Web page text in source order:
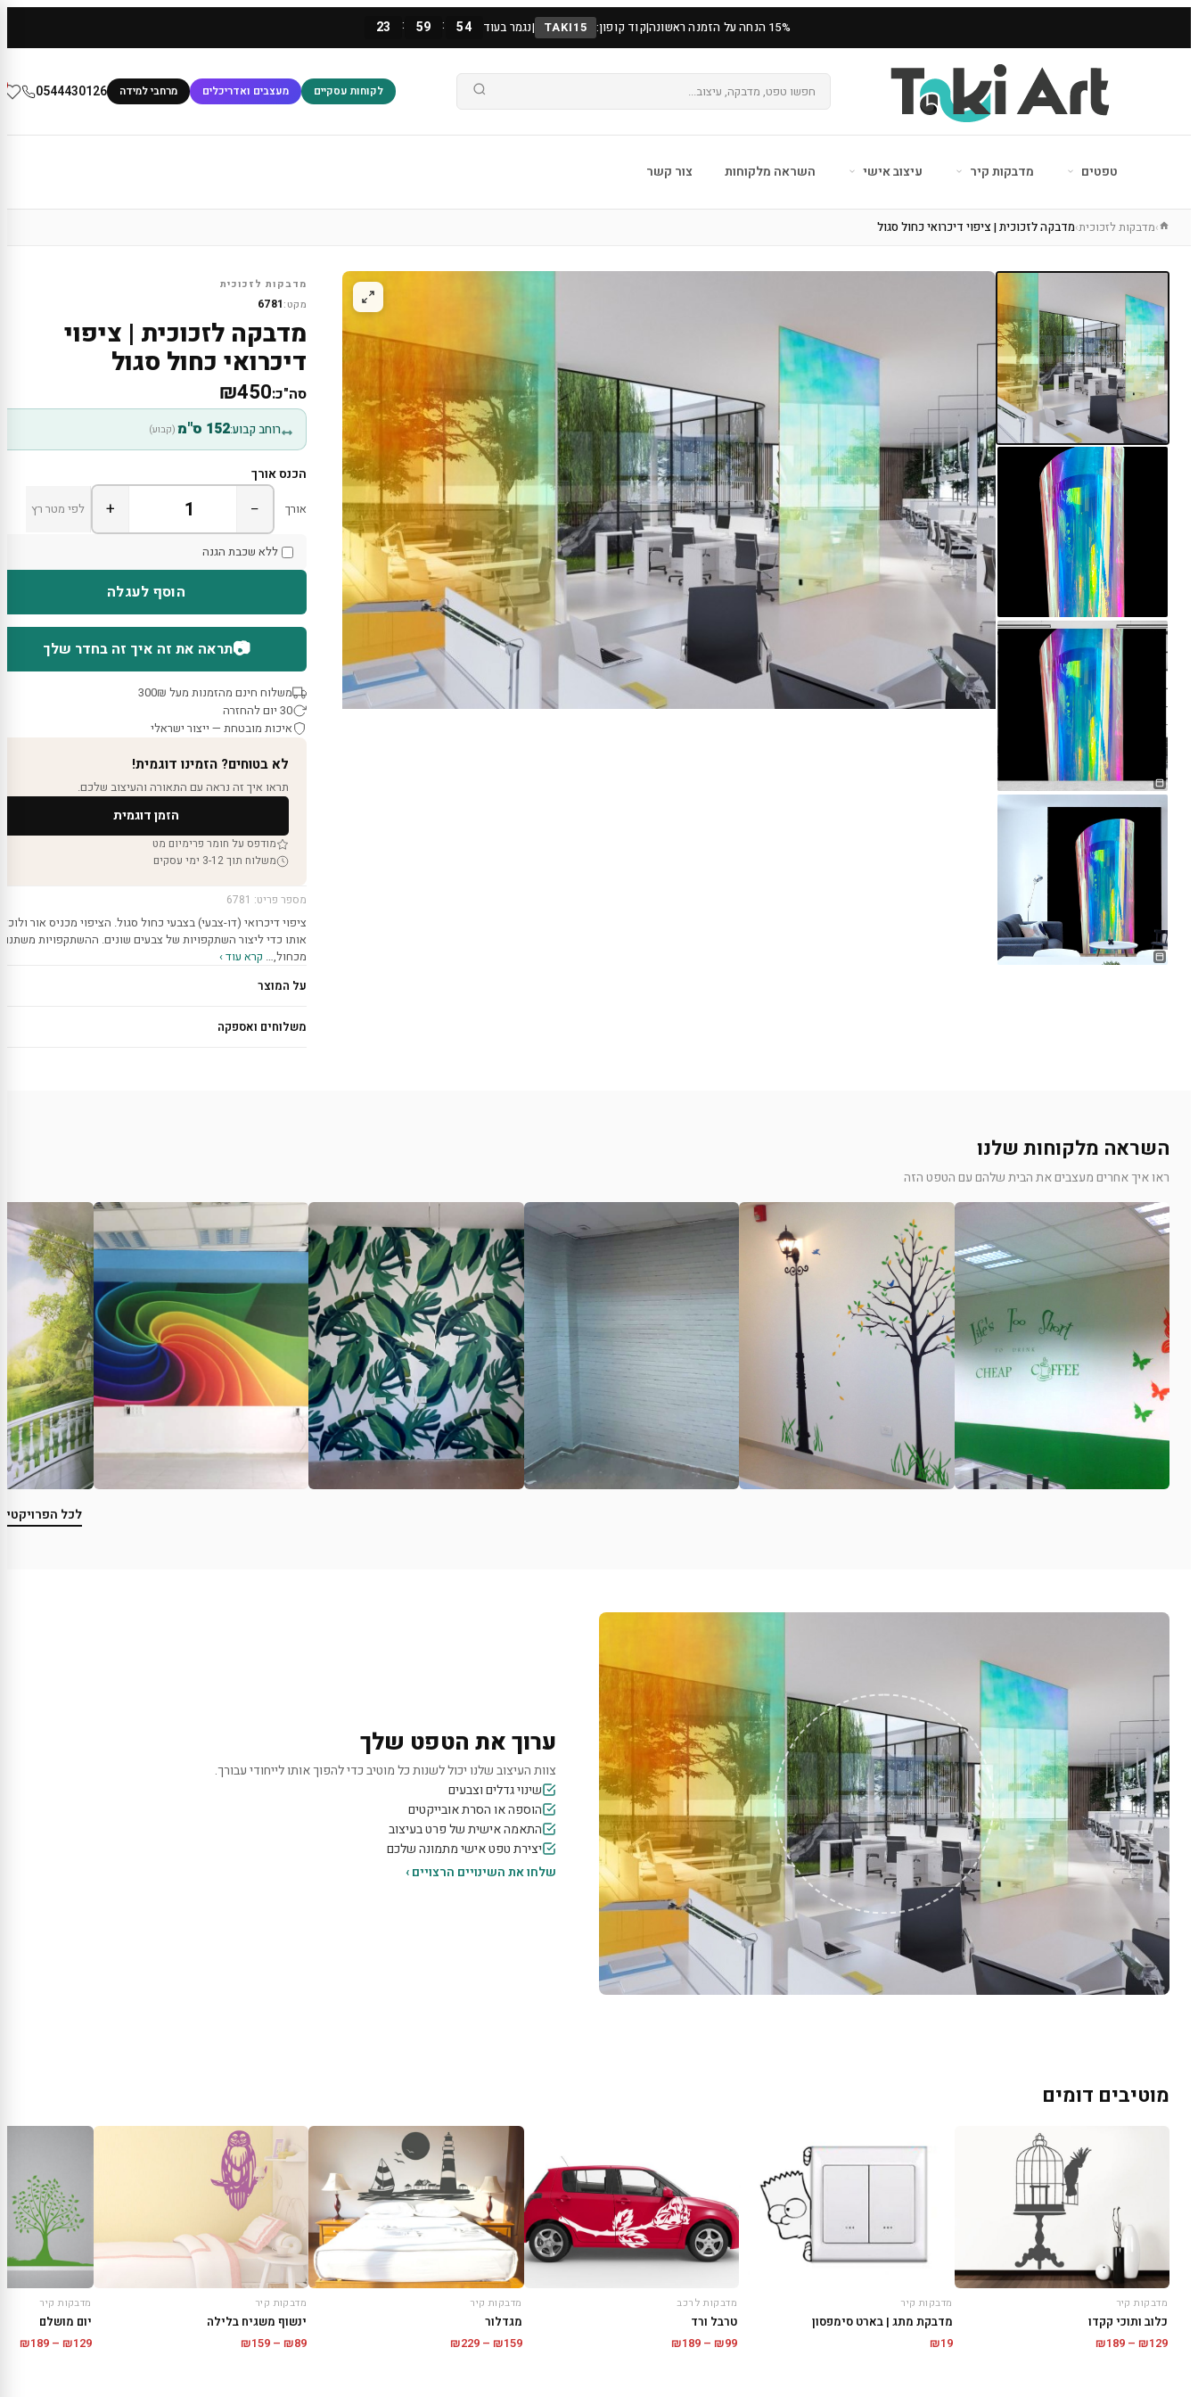
15% הנחה על הזמנה ראשונה |קוד קופון: TAKI15
|נגמר בעוד 23 : 59 : 53
לקוחות עסקיים מעצבים ואדריכלים מרחבי למידה 0544430126
טפטים מדבקות קיר עיצוב אישי השראה מלקוחות צור קשר
›מדבקות לזכוכית›מדבקה לזכוכית | ציפוי דיכרואי כחול סגול
מדבקות לזכוכית
מקט:6781
מדבקה לזכוכית | ציפוי
דיכרואי כחול סגול
סה"כ:₪450
רוחב קבוע:152 ס"מ (קבוע)
הכנס אורך
אורך −
+ לפי מטר רץ
ללא שכבת הגנה
הוסף לעגלה
📷תראה את זה איך זה בחדר שלך
משלוח חינם מהזמנות מעל 300₪
30 יום להחזרה
איכות מובטחת — ייצור ישראלי
לא בטוחים? הזמינו דוגמית!
תראו איך זה נראה עם התאורה והעיצוב שלכם.
הזמן דוגמית
מודפס על חומר פרימיום מט
משלוח תוך 3-12 ימי עסקים
מספר פריט: 6781
ציפוי דיכרואי (דו-צבעי) בצבעי כחול סגול. הציפוי מכניס אור ולוכד
אותו כדי ליצור השתקפויות של צבעים שונים. ההשתקפויות
מכחול,… קרא עוד ›
על המוצר
משלוחים ואספקה
השראה מלקוחות שלנו
ראו איך אחרים מעצבים את הבית שלהם עם הטפט הזה
לכל
ערוך את הטפט שלך
צוות העיצוב שלנו יכול לשנות כל מוטיב כדי להפוך אותו לייחודי עבורך.
שינוי גדלים וצבעים
הוספה או הסרת אובייקטים
התאמה אישית של פרט בעיצוב
יצירת טפט אישי מתמונה שלכם
שלחו את השינויים הרצויים ›
מוטיבים דומים
מדבקות קיר
כלוב ותוכי קקדו
₪129
–
₪189
מדבקות קיר
מדבקת מתג | בארט סימפסון
₪19
מדבקות לרכב
טרבל ורד
₪99
–
₪189
טווח
מדבקות קיר
מגדלור
₪159
–
₪229
מדבקות קיר
ינשוף משגיח בלילה
₪89
–
₪159
טווח
מדבקות קיר
יום מושלם
₪129
–
₪189